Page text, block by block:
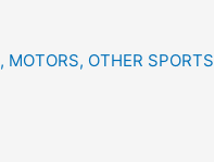
, MOTORS, OTHER SPORTS